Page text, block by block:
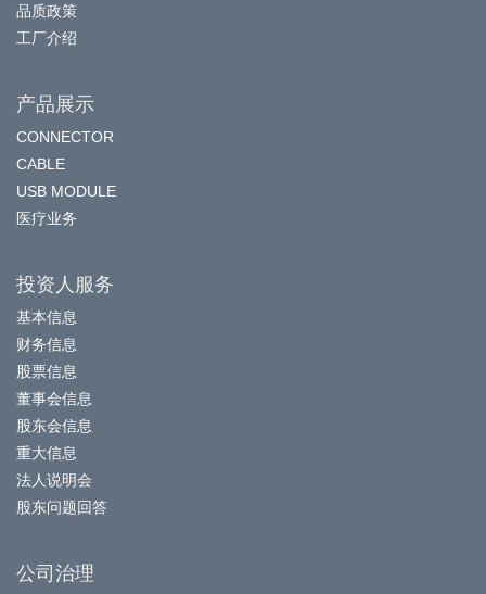
品质政策
工厂介绍
产品展示
CONNECTOR
CABLE
USB MODULE
医疗业务
投资人服务
基本信息
财务信息
股票信息
董事会信息
股东会信息
重大信息
法人说明会
股东问题回答
公司治理